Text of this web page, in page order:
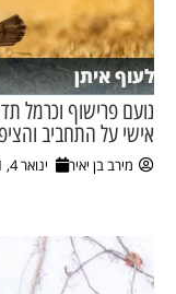
לעוף איתן
נועם פרישוף וכרמל
אישי על התחביב
מירב בן יאיר ינואר 4, 2021